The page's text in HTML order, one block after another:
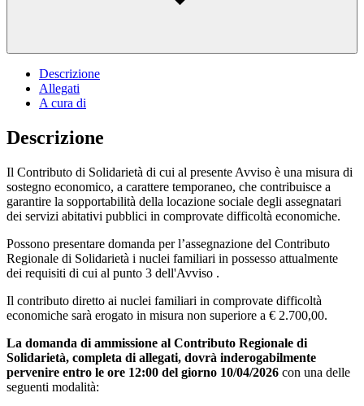
Descrizione
Allegati
A cura di
Descrizione
Il Contributo di Solidarietà di cui al presente Avviso è una misura di
sostegno economico, a carattere temporaneo, che contribuisce a
garantire la sopportabilità della locazione sociale degli assegnatari
dei servizi abitativi pubblici in comprovate difficoltà economiche.
Possono presentare domanda per l’assegnazione del Contributo
Regionale di Solidarietà i nuclei familiari in possesso attualmente
dei requisiti di cui al punto 3 dell'Avviso .
Il contributo diretto ai nuclei familiari in comprovate difficoltà
economiche sarà erogato in misura non superiore a € 2.700,00.
La domanda di ammissione al Contributo Regionale di
Solidarietà, completa di allegati, dovrà inderogabilmente
pervenire entro le ore 12:00 del giorno 10/04/2026 con una delle
seguenti modalità: